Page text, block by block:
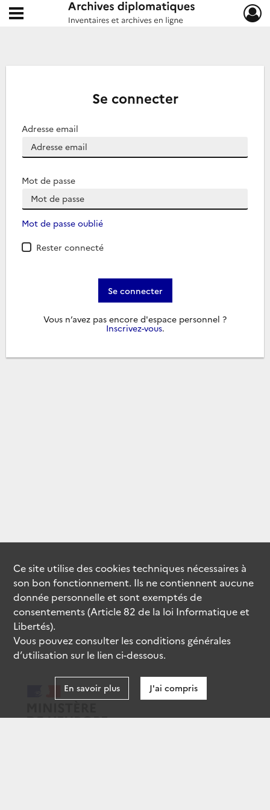
Archives diplomatiques
Ouvrir le menu déroulant
Se connecter
Adresse email
Mot de passe
Mot de passe oublié
Rester connecté
Se connecter
Vous n’avez pas encore d'espace personnel ?
Inscrivez-vous.
Ce site utilise descookiestechniques nécessaires à
son bon fonctionnement. Ils ne contiennent aucune
donnée personnelle et sont exemptés de
consentements (Article 82 de la loi Informatique et
Libertés).
Vous pouvez consulter les conditions générales
d’utilisation sur le lien ci-dessous.
En savoir plus J'ai compris